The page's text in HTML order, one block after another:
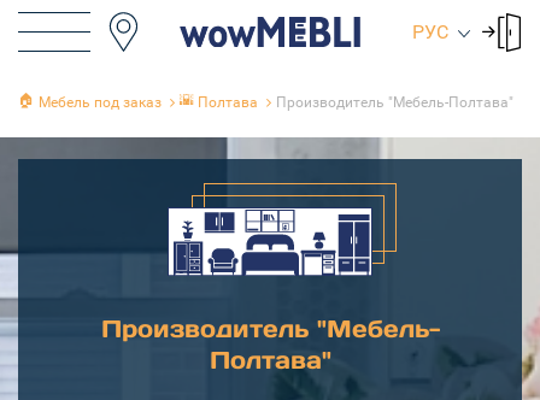
РУС
🏠 Мебель под заказ 🌇 Полтава Производитель "Мебель-Полтава"
Производитель "Мебель-
Полтава"